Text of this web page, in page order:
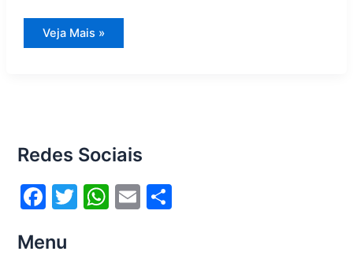
c
k
itt
Manutenção
Veja Mais »
Redes Sociais
F
c
T
W E
Menu